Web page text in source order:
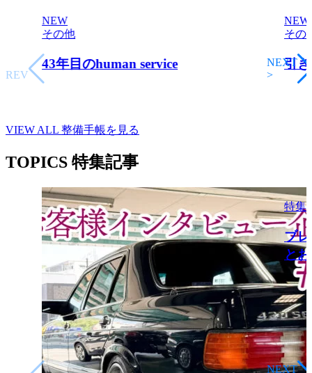
NEW
その他
43年目のhuman service
NEW
その
引
PREV
NEXT
>
VIEW ALL 整備手帳を見る
TOPICS 特集記事
特集
ブ
と
NEXT